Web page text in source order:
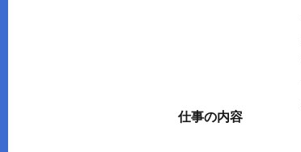
仕事の内容